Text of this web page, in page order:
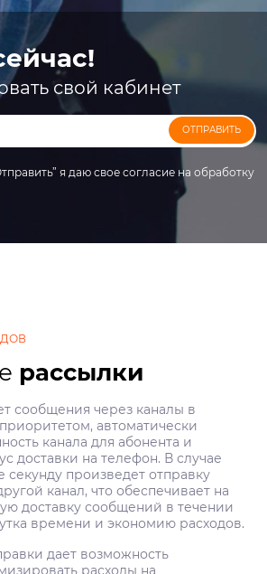
свой кабинет
ОТПРАВИТЬ
я даю свое согласие на обработку
рассылки
сообщения через каналы в
автоматически
канала для абонента и
доставки на телефон. В случае
секунду произведет отправку
канал, что обеспечивает на
доставку сообщений в течении
времени и экономию расходов.
дает возможность